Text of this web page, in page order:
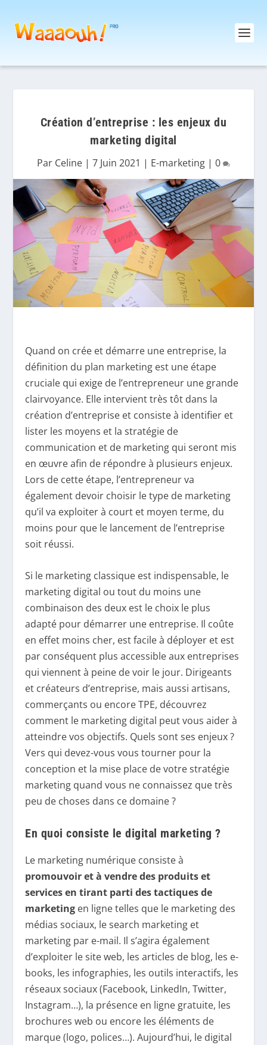
Création d’entreprise : les enjeux du
marketing digital
Par Celine | 7 Juin 2021 | E-marketing | 0
Quand on crée et démarre une entreprise, la
définition du plan marketing est une étape
cruciale qui exige de l’entrepreneur une grande
clairvoyance. Elle intervient très tôt dans la
création d’entreprise et consiste à identifier et
lister les moyens et la stratégie de
communication et de marketing qui seront mis
en œuvre afin de répondre à plusieurs enjeux.
Lors de cette étape, l’entrepreneur va
également devoir choisir le type de marketing
qu’il va exploiter à court et moyen terme, du
moins pour que le lancement de l’entreprise
soit réussi.
Si le marketing classique est indispensable, le
marketing digital ou tout du moins une
combinaison des deux est le choix le plus
adapté pour démarrer une entreprise. Il coûte
en effet moins cher, est facile à déployer et est
par conséquent plus accessible aux entreprises
qui viennent à peine de voir le jour. Dirigeants
et créateurs d’entreprise, mais aussi artisans,
commerçants ou encore TPE, découvrez
comment le marketing digital peut vous aider à
atteindre vos objectifs. Quels sont ses enjeux ?
Vers qui devez-vous vous tourner pour la
conception et la mise place de votre stratégie
marketing quand vous ne connaissez que très
peu de choses dans ce domaine ?
En quoi consiste le digital marketing ?
Le marketing numérique consiste à
promouvoir et à vendre des produits et
services en tirant parti des tactiques de
marketing en ligne telles que le marketing des
médias sociaux, le search marketing et
marketing par e-mail. Il s’agira également
d’exploiter le site web, les articles de blog, les e-
books, les infographies, les outils interactifs, les
réseaux sociaux (Facebook, LinkedIn, Twitter,
Instagram…), la présence en ligne gratuite, les
brochures web ou encore les éléments de
marque (logo, polices…). Aujourd’hui, le digital